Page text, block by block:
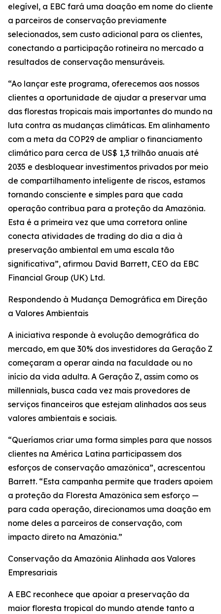
elegível, a EBC fará uma doação em nome do cliente
a parceiros de conservação previamente
selecionados, sem custo adicional para os clientes,
conectando a participação rotineira no mercado a
resultados de conservação mensuráveis.
“Ao lançar este programa, oferecemos aos nossos
clientes a oportunidade de ajudar a preservar uma
das florestas tropicais mais importantes do mundo na
luta contra as mudanças climáticas. Em alinhamento
com a meta da COP29 de ampliar o financiamento
climático para cerca de US$ 1,3 trilhão anuais até
2035 e desbloquear investimentos privados por meio
de compartilhamento inteligente de riscos, estamos
tornando consciente e simples para que cada
operação contribua para a proteção da Amazônia.
Esta é a primeira vez que uma corretora online
conecta atividades de trading do dia a dia à
preservação ambiental em uma escala tão
significativa”, afirmou David Barrett, CEO da EBC
Financial Group (UK) Ltd.
Respondendo à Mudança Demográfica em Direção
a Valores Ambientais
A iniciativa responde à evolução demográfica do
mercado, em que 30% dos investidores da Geração Z
começaram a operar ainda na faculdade ou no
início da vida adulta. A Geração Z, assim como os
millennials, busca cada vez mais provedores de
serviços financeiros que estejam alinhados aos seus
valores ambientais e sociais.
“Queríamos criar uma forma simples para que nossos
clientes na América Latina participassem dos
esforços de conservação amazônica”, acrescentou
Barrett. “Esta campanha permite que traders apoiem
a proteção da Floresta Amazônica sem esforço —
para cada operação, direcionamos uma doação em
nome deles a parceiros de conservação, com
impacto direto na Amazônia.”
Conservação da Amazônia Alinhada aos Valores
Empresariais
A EBC reconhece que apoiar a preservação da
maior floresta tropical do mundo atende tanto a